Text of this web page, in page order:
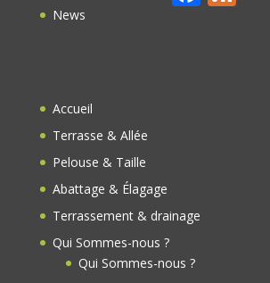
News
Accueil
Terrasse & Allée
Pelouse & Taille
Abattage & Élagage
Terrassement & drainage
Qui Sommes-nous ?
Qui Sommes-nous ?